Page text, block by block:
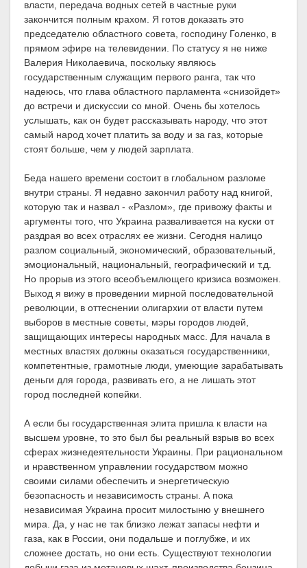
власти, передача водных сетей в частные руки
закончится полным крахом. Я готов доказать это
председателю областного совета, господину Голенко, в
прямом эфире на телевидении. По статусу я не ниже
Валерия Николаевича, поскольку являюсь
государственным служащим первого ранга, так что
надеюсь, что глава областного парламента «снизойдет»
до встречи и дискуссии со мной. Очень бы хотелось
услышать, как он будет рассказывать народу, что этот
самый народ хочет платить за воду и за газ, которые
стоят больше, чем у людей зарплата.
Беда нашего времени состоит в глобальном разломе
внутри страны. Я недавно закончил работу над книгой,
которую так и назвал - «Разлом», где привожу факты и
аргументы того, что Украина разваливается на куски от
раздрая во всех отраслях ее жизни. Сегодня налицо
разлом социальный, экономический, образовательный,
эмоциональный, национальный, географический и т.д.
Но прорыв из этого всеобъемлющего кризиса возможен.
Выход я вижу в проведении мирной последовательной
революции, в оттеснении олигархии от власти путем
выборов в местные советы, мэры городов людей,
защищающих интересы народных масс. Для начала в
местных властях должны оказаться государственники,
компетентные, грамотные люди, умеющие зарабатывать
деньги для города, развивать его, а не лишать этот
город последней копейки.
А если бы государственная элита пришла к власти на
высшем уровне, то это был бы реальный взрыв во всех
сферах жизнедеятельности Украины. При рациональном
и нравственном управлении государством можно
своими силами обеспечить и энергетическую
безопасность и независимость страны. А пока
независимая Украина просит милостыню у внешнего
мира. Да, у нас не так близко лежат запасы нефти и
газа, как в России, они подальше и поглубже, и их
сложнее достать, но они есть. Существуют технологии